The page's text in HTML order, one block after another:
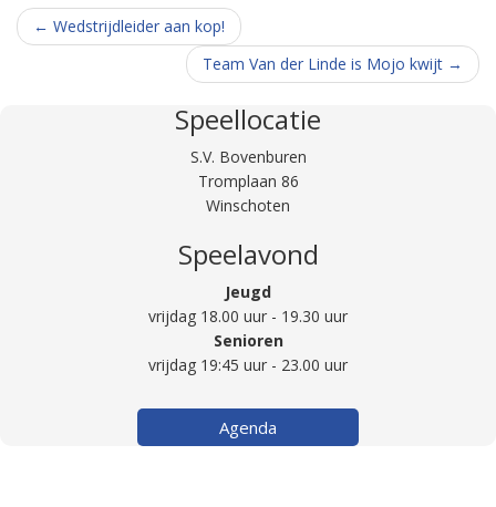
Berichtnavigatie
← Wedstrijdleider aan kop!
Team Van der Linde is Mojo kwijt →
Speellocatie
S.V. Bovenburen
Tromplaan 86
Winschoten
Speelavond
Jeugd
vrijdag 18.00 uur - 19.30 uur
Senioren
vrijdag 19:45 uur - 23.00 uur
Agenda